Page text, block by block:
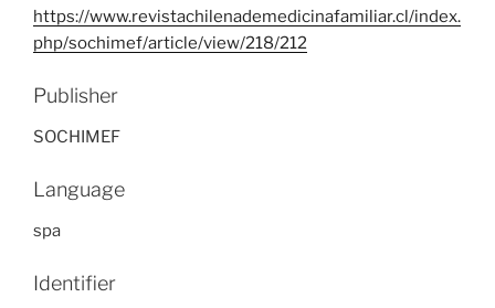
https://www.revistachilenademedicinafamiliar.cl/index.
php/sochimef/article/view/218/212
Publisher
SOCHIMEF
Language
spa
Identifier